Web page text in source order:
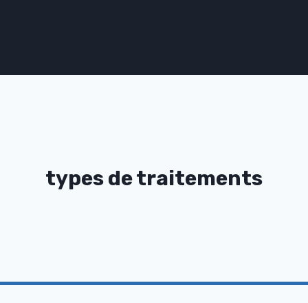
types de traitements